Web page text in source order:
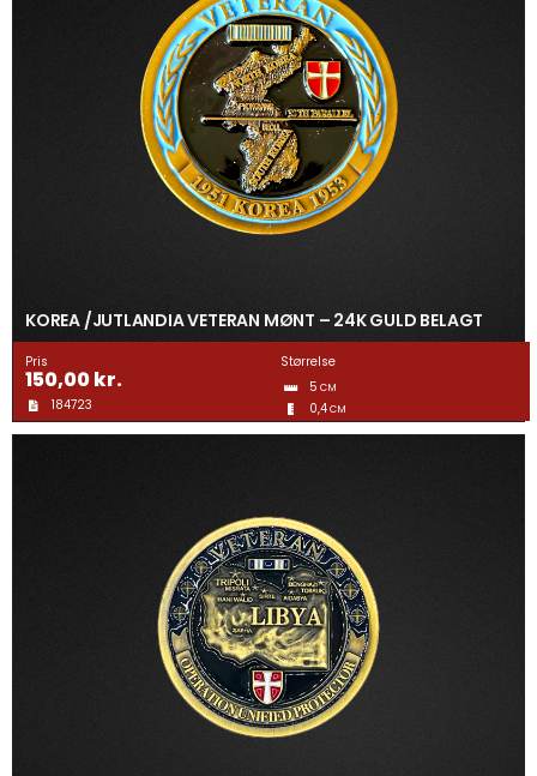
KOREA /JUTLANDIA VETERAN MØNT – 24K GULD BELAGT
Pris
150,00kr.
184723
Størrelse
5 CM
0,4CM